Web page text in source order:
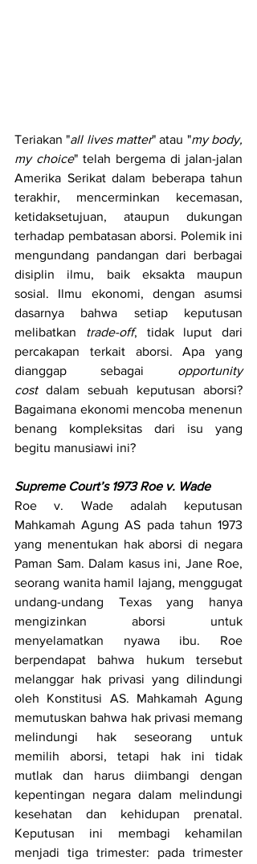
Teriakan "all lives matter" atau "my body,
my choice" telah bergema di jalan-jalan
Amerika Serikat dalam beberapa tahun
terakhir, mencerminkan kecemasan,
ketidaksetujuan, ataupun dukungan
terhadap pembatasan aborsi. Polemik ini
mengundang pandangan dari berbagai
disiplin ilmu, baik eksakta maupun
sosial. Ilmu ekonomi, dengan asumsi
dasarnya bahwa setiap keputusan
melibatkan trade-off, tidak luput dari
percakapan terkait aborsi. Apa yang
dianggap sebagai opportunity
cost dalam sebuah keputusan aborsi?
Bagaimana ekonomi mencoba menenun
benang kompleksitas dari isu yang
begitu manusiawi ini?
Supreme Court’s 1973 Roe v. Wade
Roe v. Wade adalah keputusan
Mahkamah Agung AS pada tahun 1973
yang menentukan hak aborsi di negara
Paman Sam. Dalam kasus ini, Jane Roe,
seorang wanita hamil lajang, menggugat
undang-undang Texas yang hanya
mengizinkan aborsi untuk
menyelamatkan nyawa ibu. Roe
berpendapat bahwa hukum tersebut
melanggar hak privasi yang dilindungi
oleh Konstitusi AS. Mahkamah Agung
memutuskan bahwa hak privasi memang
melindungi hak seseorang untuk
memilih aborsi, tetapi hak ini tidak
mutlak dan harus diimbangi dengan
kepentingan negara dalam melindungi
kesehatan dan kehidupan prenatal.
Keputusan ini membagi kehamilan
menjadi tiga trimester: pada trimester